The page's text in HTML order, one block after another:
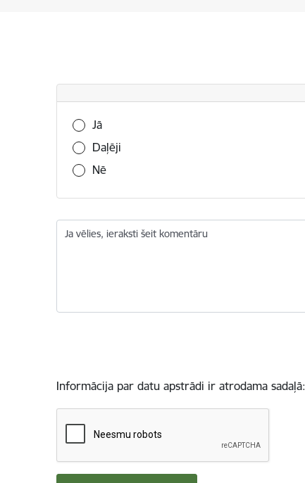
Vai šī informācija bija noderīga?
Jā
Daļēji
Nē
Ja vēlies, ieraksti šeit komentāru
Informācija par datu apstrādi ir atrodama sadaļā: